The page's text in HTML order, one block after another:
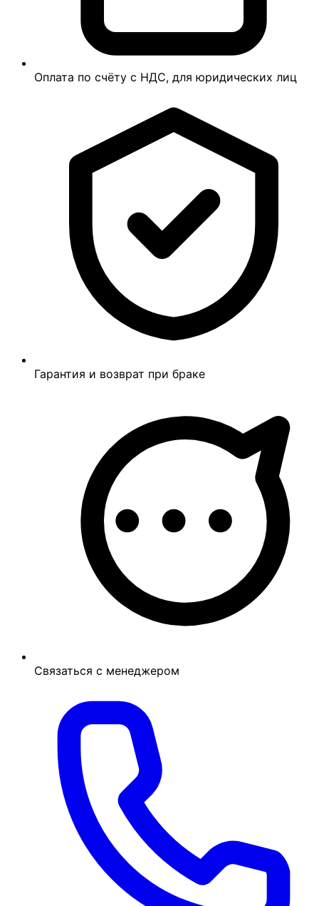
Оплата по счёту с НДС, для юридических лиц
Гарантия и возврат при браке
Связаться с менеджером